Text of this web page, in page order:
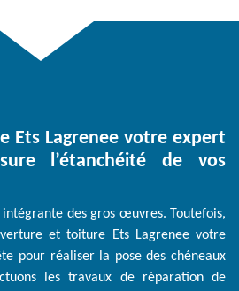
Ets Lagrenee votre expert
l’étanchéité de vos
des gros œuvres. Toutefois,
et toiture Ets Lagrenee votre
pour réaliser la pose des chéneaux
les travaux de réparation de